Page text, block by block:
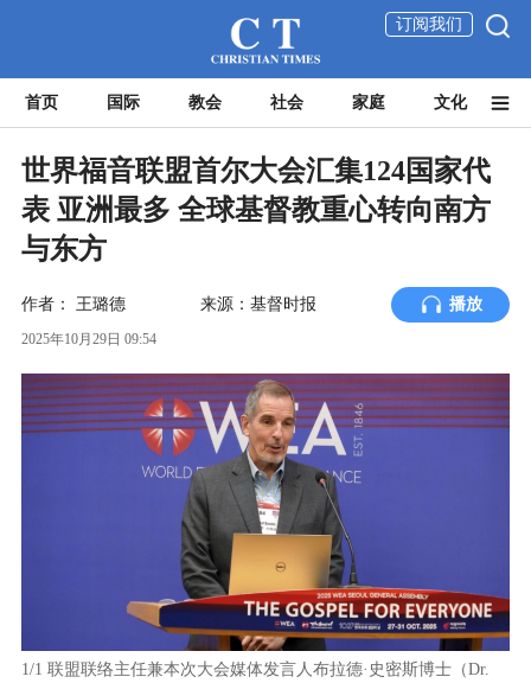
订阅我们
首页 国际 教会 社会 家庭 文化
世界福音联盟首尔大会汇集124国家代
表 亚洲最多 全球基督教重心转向南方
与东方
作者： 王璐德 来源：基督时报 播放
2025年10月29日 09:54
1/1 联盟联络主任兼本次大会媒体发言人布拉德·史密斯博士（Dr.